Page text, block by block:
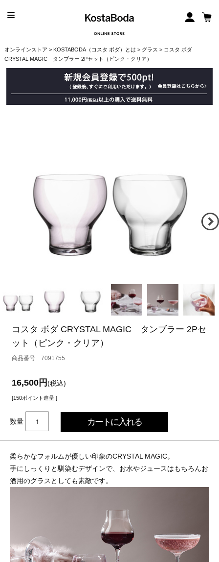
オンラインストア > KOSTABODA（コスタ ボダ）とは > グラス > コスタ ボダ
CRYSTAL MAGIC タンブラー 2Pセット（ピンク・クリア）
コスタ ボダ CRYSTAL MAGIC タンブラー 2Pセ
ット（ピンク・クリア）
7091755
16,500円(税込)
[150ポイント進呈 ]
数量
柔らかなフォルムが優しい印象のCRYSTAL MAGIC。
手にしっくりと馴染むデザインで、お水やジュースはもちろんお
酒用のグラスとしても素敵です。